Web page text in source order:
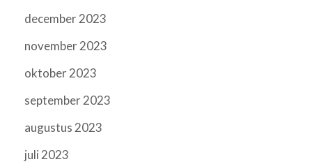
december 2023
november 2023
oktober 2023
september 2023
augustus 2023
juli 2023